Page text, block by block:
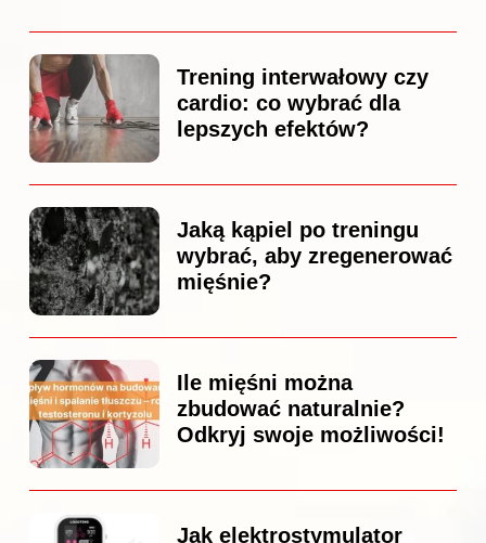
Trening interwałowy czy
cardio: co wybrać dla
lepszych efektów?
Jaką kąpiel po treningu
wybrać, aby zregenerować
mięśnie?
Ile mięśni można
zbudować naturalnie?
Odkryj swoje możliwości!
Jak elektrostymulator